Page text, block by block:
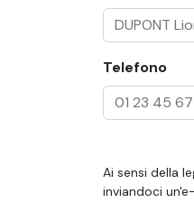
Telefono
Ai sensi della
inviandoci